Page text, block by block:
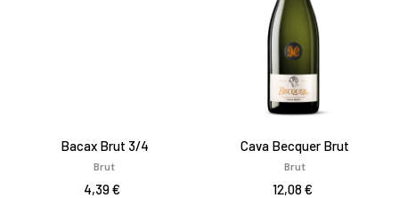
Bacax Brut 3/4
Brut
4,39 €
Cava Becquer Brut
Brut
12,08 €